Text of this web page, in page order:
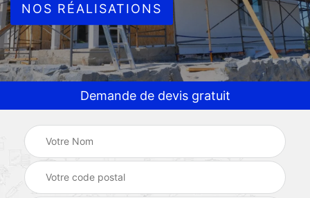
NOS RÉALISATIONS
Demande de devis gratuit